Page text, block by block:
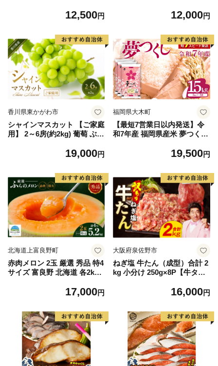
格外 不揃い さけ サケ 鮭切身
切り身 魚 わけあり
12,500円
毛和牛 ブランド牛 九州 ハン
(H083106)
12,000円
香川県東かがわ市
シャインマスカット 【ご家庭
用】 2～6房(約2kg) 葡萄 ぶど
もの 果実 旬の果物 旬のフル
19,000円
福岡県大木町
【最短7営業日以内発送】令
和7年産 福岡県産米 夢つくし
19,500円
北海道上富良野町
赤肉メロン 2玉 厳選 秀品 特4
サイズ 富良野 北海道 各2kg
富良野 メロン めろん 果物 く
17,000円
大阪府泉佐野市
ねぎ塩 牛たん（成型）合計 2
kg 小分け 250g×8P【牛タン
16,000円